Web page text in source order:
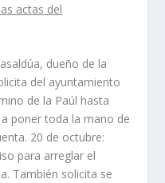
actas del
dueño de la
del ayuntamiento
de la Paúl hasta
poner toda la mano de
20 de octubre:
para arreglar el
También solicita se